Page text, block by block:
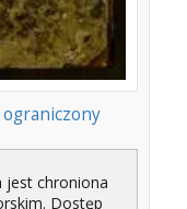
jest chroniona
Dostęp